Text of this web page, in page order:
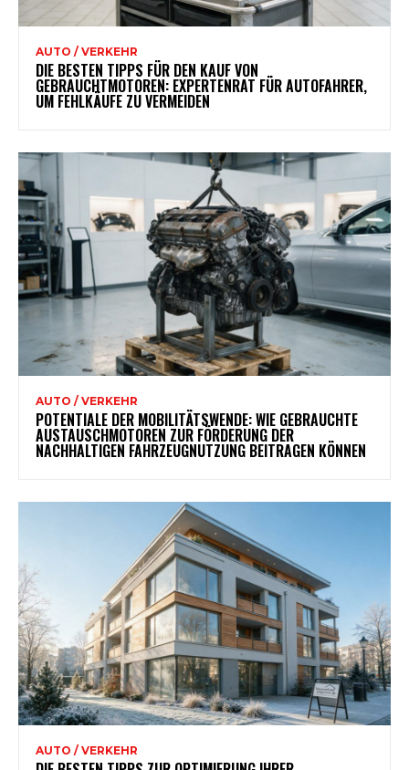
AUTO / VERKEHR
DIE BESTEN TIPPS FÜR DEN KAUF VON
GEBRAUCHTMOTOREN: EXPERTENRAT FÜR AUTOFAHRER,
UM FEHLKÄUFE ZU VERMEIDEN
AUTO / VERKEHR
POTENTIALE DER MOBILITÄTSWENDE: WIE GEBRAUCHTE
AUSTAUSCHMOTOREN ZUR FÖRDERUNG DER
NACHHALTIGEN FAHRZEUGNUTZUNG BEITRAGEN KÖNNEN
AUTO / VERKEHR